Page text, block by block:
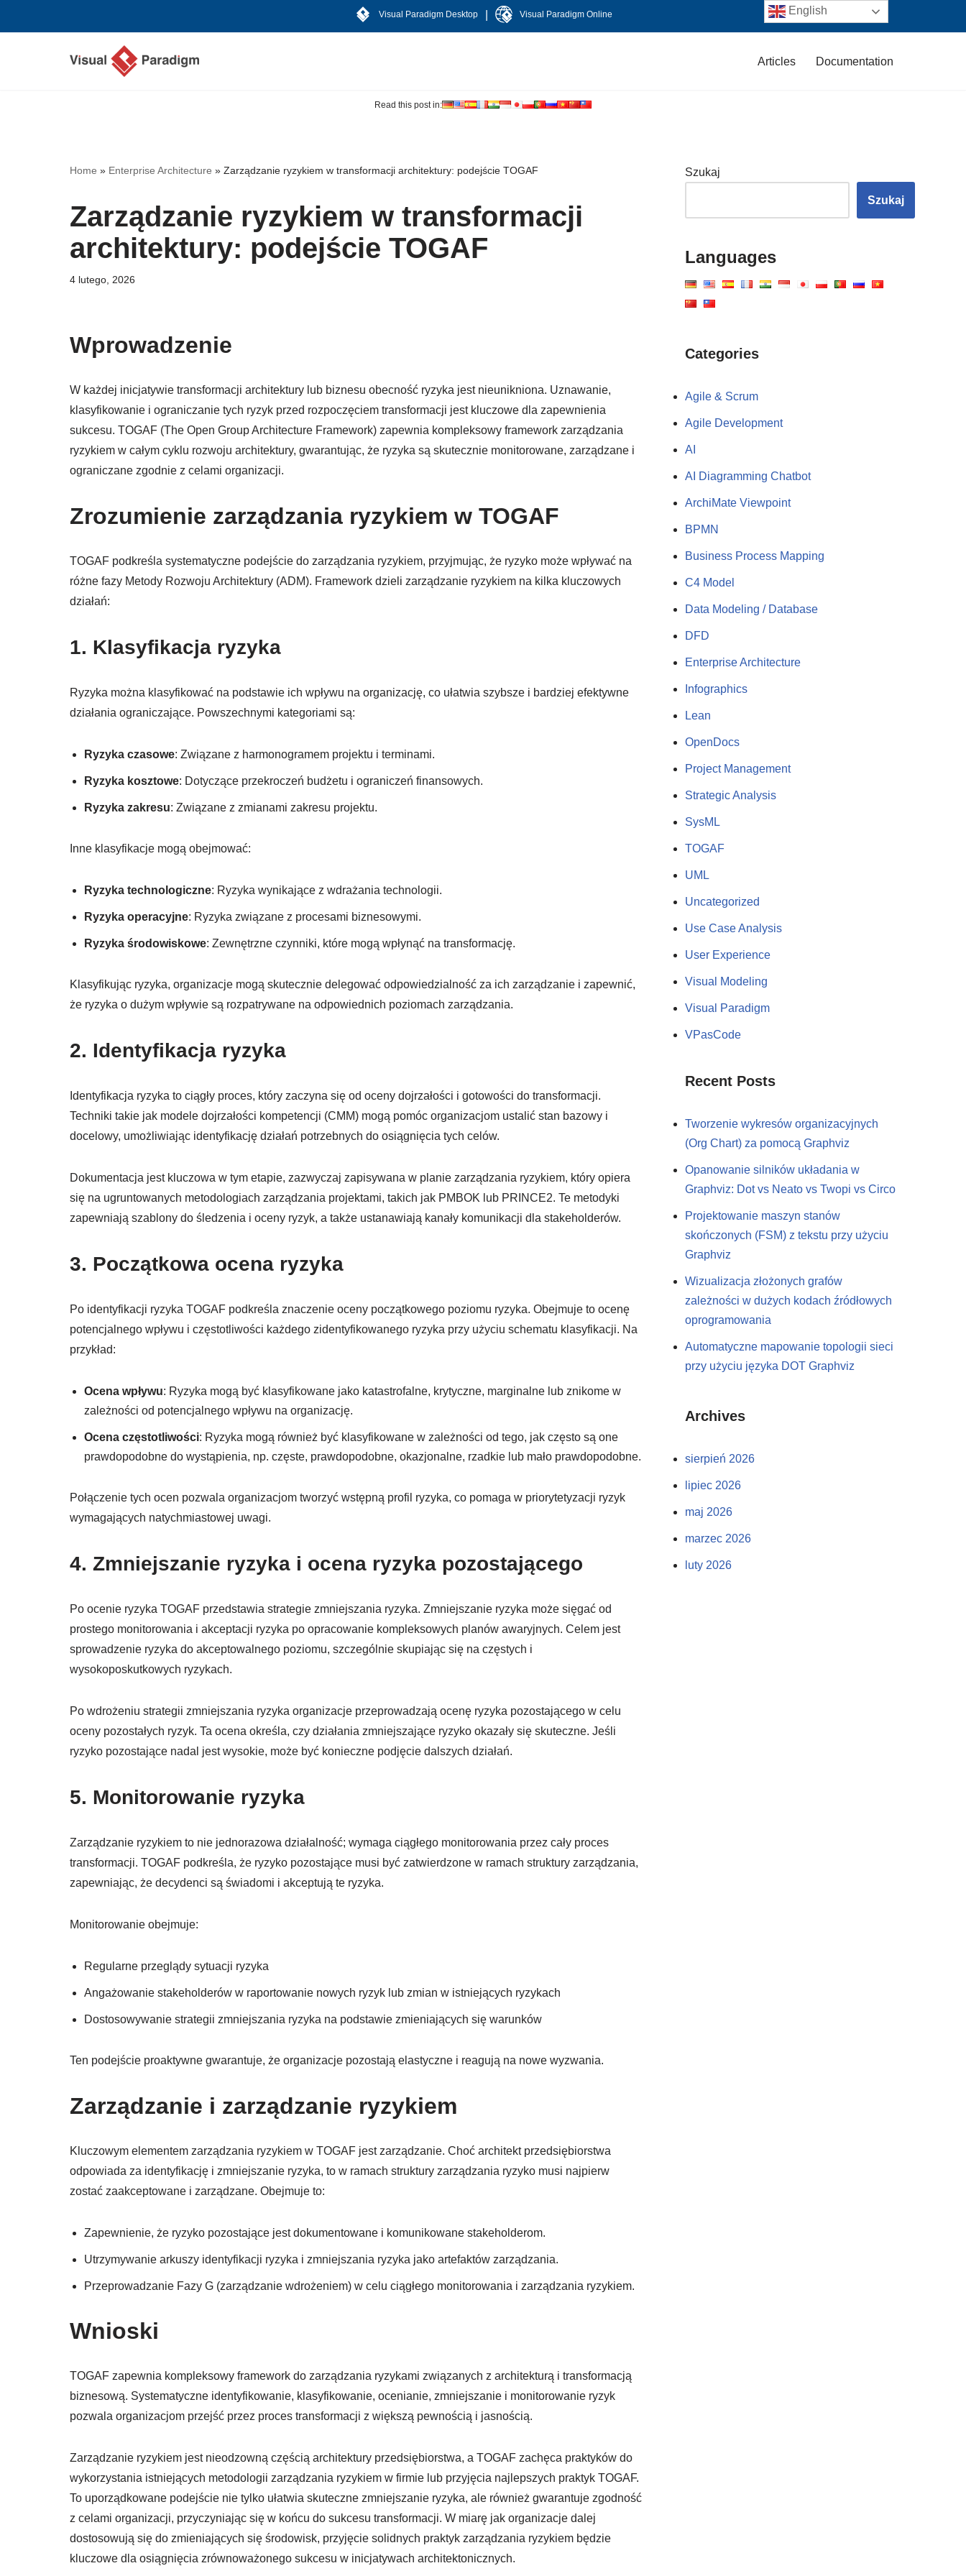
Visual Paradigm Desktop Visual Paradigm Online
Articles Documentation
Read this post in:
Home » Enterprise Architecture » Zarządzanie ryzykiem w transformacji architektury: podejście TOGAF
Zarządzanie ryzykiem w transformacji
architektury: podejście TOGAF
4 lutego, 2026
Wprowadzenie
W każdej inicjatywie transformacji architektury lub biznesu obecność ryzyka jest nieunikniona. Uznawanie,
klasyfikowanie i ograniczanie tych ryzyk przed rozpoczęciem transformacji jest kluczowe dla zapewnienia
sukcesu. TOGAF (The Open Group Architecture Framework) zapewnia kompleksowy framework zarządzania
ryzykiem w całym cyklu rozwoju architektury, gwarantując, że ryzyka są skutecznie monitorowane, zarządzane i
ograniczane zgodnie z celami organizacji.
Zrozumienie zarządzania ryzykiem w TOGAF
TOGAF podkreśla systematyczne podejście do zarządzania ryzykiem, przyjmując, że ryzyko może wpływać na
różne fazy Metody Rozwoju Architektury (ADM). Framework dzieli zarządzanie ryzykiem na kilka kluczowych
działań:
1. Klasyfikacja ryzyka
Ryzyka można klasyfikować na podstawie ich wpływu na organizację, co ułatwia szybsze i bardziej efektywne
działania ograniczające. Powszechnymi kategoriami są:
Ryzyka czasowe: Związane z harmonogramem projektu i terminami.
Ryzyka kosztowe: Dotyczące przekroczeń budżetu i ograniczeń finansowych.
Ryzyka zakresu: Związane z zmianami zakresu projektu.
Inne klasyfikacje mogą obejmować:
Ryzyka technologiczne: Ryzyka wynikające z wdrażania technologii.
Ryzyka operacyjne: Ryzyka związane z procesami biznesowymi.
Ryzyka środowiskowe: Zewnętrzne czynniki, które mogą wpłynąć na transformację.
Klasyfikując ryzyka, organizacje mogą skutecznie delegować odpowiedzialność za ich zarządzanie i zapewnić,
że ryzyka o dużym wpływie są rozpatrywane na odpowiednich poziomach zarządzania.
2. Identyfikacja ryzyka
Identyfikacja ryzyka to ciągły proces, który zaczyna się od oceny dojrzałości i gotowości do transformacji.
Techniki takie jak modele dojrzałości kompetencji (CMM) mogą pomóc organizacjom ustalić stan bazowy i
docelowy, umożliwiając identyfikację działań potrzebnych do osiągnięcia tych celów.
Dokumentacja jest kluczowa w tym etapie, zazwyczaj zapisywana w planie zarządzania ryzykiem, który opiera
się na ugruntowanych metodologiach zarządzania projektami, takich jak PMBOK lub PRINCE2. Te metodyki
zapewniają szablony do śledzenia i oceny ryzyk, a także ustanawiają kanały komunikacji dla stakeholderów.
3. Początkowa ocena ryzyka
Po identyfikacji ryzyka TOGAF podkreśla znaczenie oceny początkowego poziomu ryzyka. Obejmuje to ocenę
potencjalnego wpływu i częstotliwości każdego zidentyfikowanego ryzyka przy użyciu schematu klasyfikacji. Na
przykład:
Ocena wpływu: Ryzyka mogą być klasyfikowane jako katastrofalne, krytyczne, marginalne lub znikome w
zależności od potencjalnego wpływu na organizację.
Ocena częstotliwości: Ryzyka mogą również być klasyfikowane w zależności od tego, jak często są one
prawdopodobne do wystąpienia, np. częste, prawdopodobne, okazjonalne, rzadkie lub mało prawdopodobne.
Połączenie tych ocen pozwala organizacjom tworzyć wstępną profil ryzyka, co pomaga w priorytetyzacji ryzyk
wymagających natychmiastowej uwagi.
4. Zmniejszanie ryzyka i ocena ryzyka pozostającego
Po ocenie ryzyka TOGAF przedstawia strategie zmniejszania ryzyka. Zmniejszanie ryzyka może sięgać od
prostego monitorowania i akceptacji ryzyka po opracowanie kompleksowych planów awaryjnych. Celem jest
sprowadzenie ryzyka do akceptowalnego poziomu, szczególnie skupiając się na częstych i
wysokoposkutkowych ryzykach.
Po wdrożeniu strategii zmniejszania ryzyka organizacje przeprowadzają ocenę ryzyka pozostającego w celu
oceny pozostałych ryzyk. Ta ocena określa, czy działania zmniejszające ryzyko okazały się skuteczne. Jeśli
ryzyko pozostające nadal jest wysokie, może być konieczne podjęcie dalszych działań.
5. Monitorowanie ryzyka
Zarządzanie ryzykiem to nie jednorazowa działalność; wymaga ciągłego monitorowania przez cały proces
transformacji. TOGAF podkreśla, że ryzyko pozostające musi być zatwierdzone w ramach struktury zarządzania,
zapewniając, że decydenci są świadomi i akceptują te ryzyka.
Monitorowanie obejmuje:
Regularne przeglądy sytuacji ryzyka
Angażowanie stakeholderów w raportowanie nowych ryzyk lub zmian w istniejących ryzykach
Dostosowywanie strategii zmniejszania ryzyka na podstawie zmieniających się warunków
Ten podejście proaktywne gwarantuje, że organizacje pozostają elastyczne i reagują na nowe wyzwania.
Zarządzanie i zarządzanie ryzykiem
Kluczowym elementem zarządzania ryzykiem w TOGAF jest zarządzanie. Choć architekt przedsiębiorstwa
odpowiada za identyfikację i zmniejszanie ryzyka, to w ramach struktury zarządzania ryzyko musi najpierw
zostać zaakceptowane i zarządzane. Obejmuje to:
Zapewnienie, że ryzyko pozostające jest dokumentowane i komunikowane stakeholderom.
Utrzymywanie arkuszy identyfikacji ryzyka i zmniejszania ryzyka jako artefaktów zarządzania.
Przeprowadzanie Fazy G (zarządzanie wdrożeniem) w celu ciągłego monitorowania i zarządzania ryzykiem.
Wnioski
TOGAF zapewnia kompleksowy framework do zarządzania ryzykami związanych z architekturą i transformacją
biznesową. Systematyczne identyfikowanie, klasyfikowanie, ocenianie, zmniejszanie i monitorowanie ryzyk
pozwala organizacjom przejść przez proces transformacji z większą pewnością i jasnością.
Zarządzanie ryzykiem jest nieodzowną częścią architektury przedsiębiorstwa, a TOGAF zachęca praktyków do
wykorzystania istniejących metodologii zarządzania ryzykiem w firmie lub przyjęcia najlepszych praktyk TOGAF.
To uporządkowane podejście nie tylko ułatwia skuteczne zmniejszanie ryzyka, ale również gwarantuje zgodność
z celami organizacji, przyczyniając się w końcu do sukcesu transformacji. W miarę jak organizacje dalej
dostosowują się do zmieniających się środowisk, przyjęcie solidnych praktyk zarządzania ryzykiem będzie
kluczowe dla osiągnięcia zrównoważonego sukcesu w inicjatywach architektonicznych.
Szukaj
Szukaj
Languages
Categories
Agile & Scrum
Agile Development
AI
AI Diagramming Chatbot
ArchiMate Viewpoint
BPMN
Business Process Mapping
C4 Model
Data Modeling / Database
DFD
Enterprise Architecture
Infographics
Lean
OpenDocs
Project Management
Strategic Analysis
SysML
TOGAF
UML
Uncategorized
Use Case Analysis
User Experience
Visual Modeling
Visual Paradigm
VPasCode
Recent Posts
Tworzenie wykresów organizacyjnych
(Org Chart) za pomocą Graphviz
Opanowanie silników układania w
Graphviz: Dot vs Neato vs Twopi vs Circo
Projektowanie maszyn stanów
skończonych (FSM) z tekstu przy użyciu
Graphviz
Wizualizacja złożonych grafów
zależności w dużych kodach źródłowych
oprogramowania
Automatyczne mapowanie topologii sieci
przy użyciu języka DOT Graphviz
Archives
sierpień 2026
lipiec 2026
maj 2026
marzec 2026
luty 2026
English